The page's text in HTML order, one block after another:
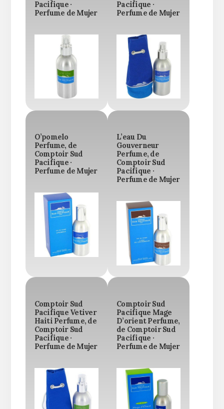
Pacifique ·
Perfume de Mujer
Pacifique ·
Perfume de Mujer
O’pomelo
Perfume, de
Comptoir Sud
Pacifique ·
Perfume de Mujer
L’eau Du
Gouverneur
Perfume, de
Comptoir Sud
Pacifique ·
Perfume de Mujer
Comptoir Sud
Pacifique Vetiver
Haiti Perfume, de
Comptoir Sud
Pacifique ·
Perfume de Mujer
Comptoir Sud
Pacifique Mage
D’orient Perfume,
de Comptoir Sud
Pacifique ·
Perfume de Mujer